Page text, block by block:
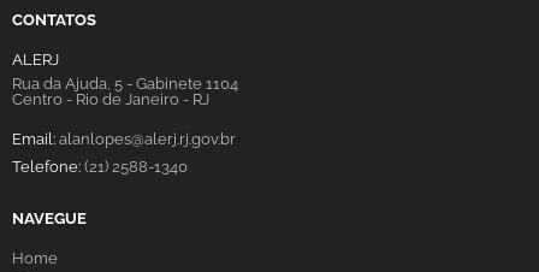
CONTATOS
ALERJ
Rua da Ajuda, 5 - Gabinete 1104
Centro - Rio de Janeiro - RJ
Email: alanlopes@alerj.rj.gov.br
Telefone: (21) 2588-1340
NAVEGUE
Home